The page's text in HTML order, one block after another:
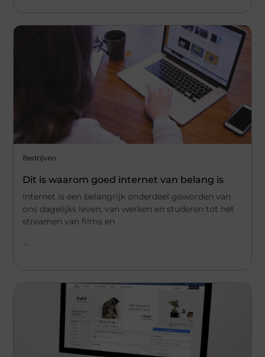
Bedrijven
Dit is waarom goed internet van belang is
Internet is een belangrijk onderdeel geworden van
ons dagelijks leven; van werken en studeren tot het
streamen van films en
...